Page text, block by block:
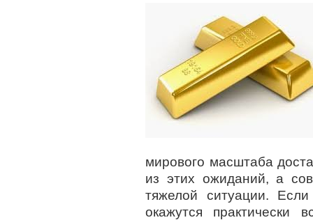
мирового масштаба
из этих ожиданий, а
тяжелой ситуации.
окажутся практически